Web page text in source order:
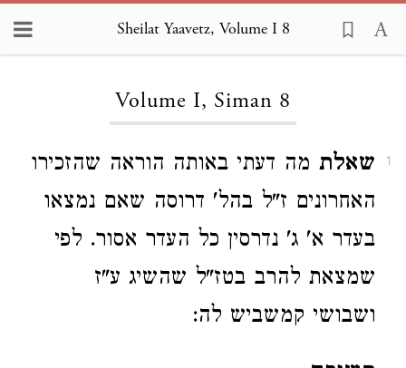
Sheilat Yaavetz, Volume I 8
Volume I, Siman 8
1 שאלת מה דעתי באותה הוראה שהזכירו
האחרונים ז"ל בהל' דרוסה שאם נמצאו
בעדר א' ג' נדרסין כל העדר אסור. לפי
שמצאת להרב בטז"ל שהשיג ע"ז
ושבושי קמשביש לה: